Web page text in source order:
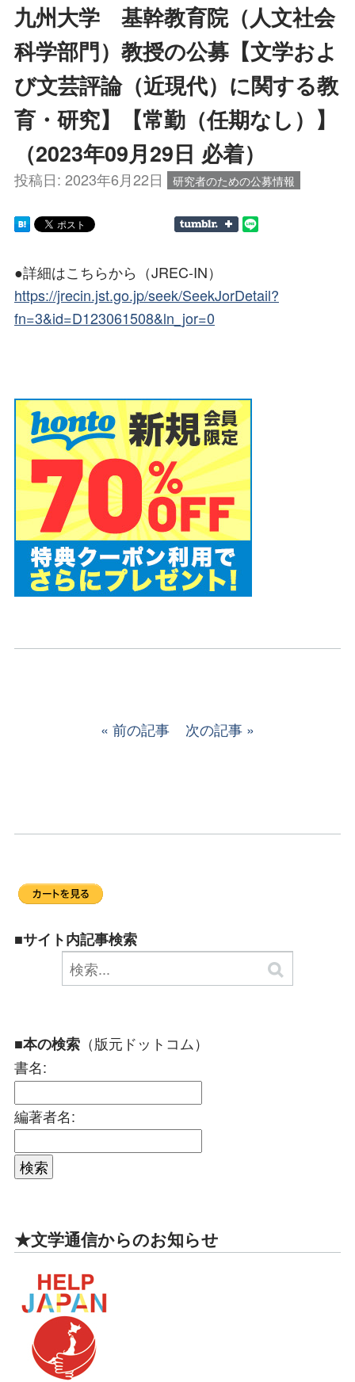
九州大学 基幹教育院（人文社会
科学部門）教授の公募【文学およ
び文芸評論（近現代）に関する教
育・研究】【常勤（任期なし）】
（2023年09月29日 必着）
投稿日: 2023年6月22日 研究者のための公募情報
●詳細はこちらから（JREC-IN）
https://jrecin.jst.go.jp/seek/SeekJorDetail?
fn=3&id=D123061508&ln_jor=0
前の記事 次の記事
■サイト内記事検索
■本の検索 （版元ドットコム）
書名:
編著者名:
★文学通信からのお知らせ